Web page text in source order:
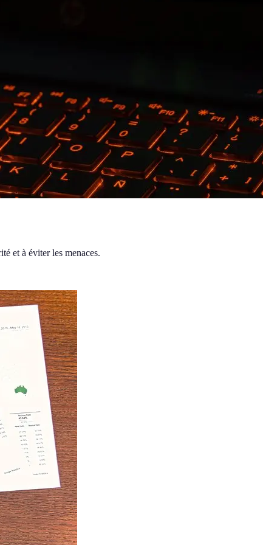
et à éviter les menaces.